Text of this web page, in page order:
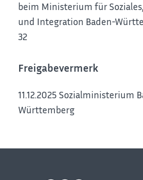
beim Ministerium für
und Integration Baden-
32
Freigabevermerk
11.12.2025 Sozialministerium
Württemberg